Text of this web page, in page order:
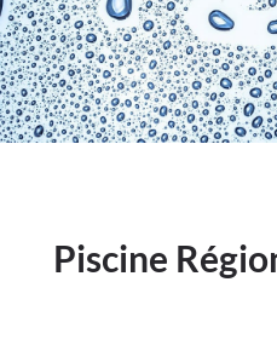
Piscine